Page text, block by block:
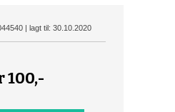
| lagt til: 30.10.2020
100,-